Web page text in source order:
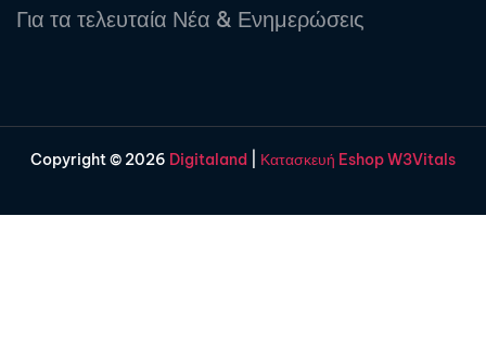
Για τα τελευταία Νέα & Ενημερώσεις
Copyright © 2026 Digitaland Κατασκευή Eshop W3Vitals